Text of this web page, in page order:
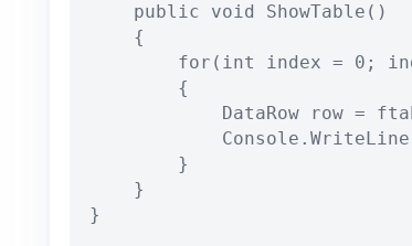
    public void ShowTable()
    {
for(int index = 0;
        {
DataRow row =
        }
    }
}